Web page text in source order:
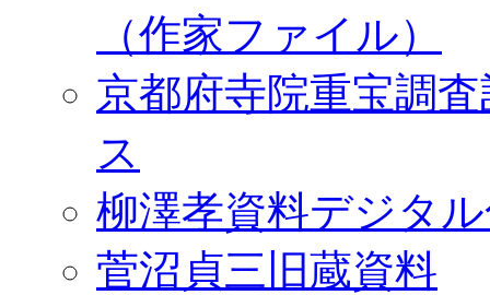
（作家ファイル）
京都府寺院重宝調
ス
柳澤孝資料デジタ
菅沼貞三旧蔵資料